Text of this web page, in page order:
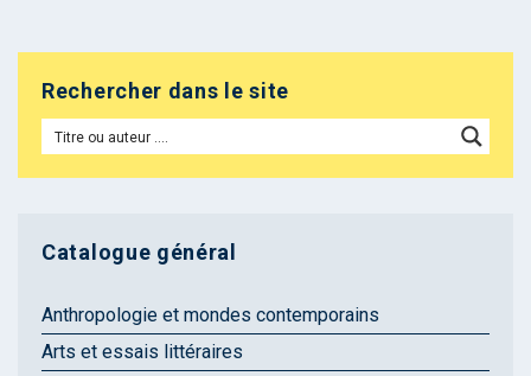
Rechercher dans le site
Catalogue général
Anthropologie et mondes contemporains
Arts et essais littéraires